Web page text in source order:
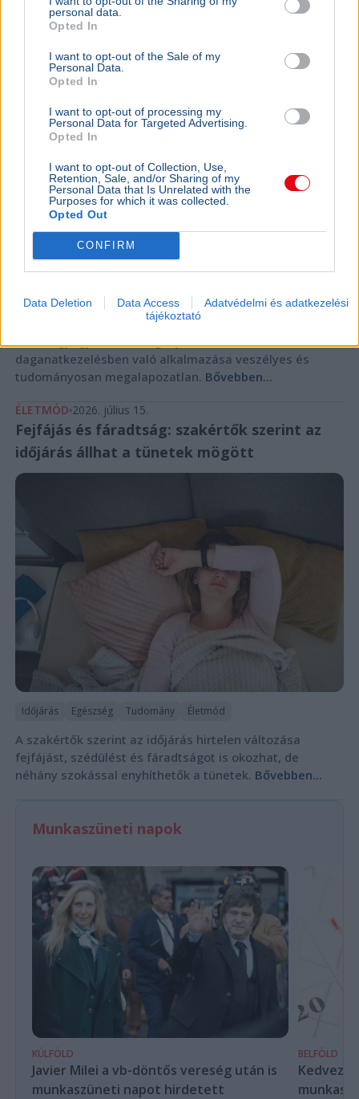
personal data.
Opted In
I want to opt-out of the Sale of my
Personal Data.
Opted In
I want to opt-out of processing my
Personal Data for Targeted Advertising.
Opted In
I want to opt-out of Collection, Use,
Retention, Sale, and/or Sharing of my
Personal Data that Is Unrelated with the
Purposes for which it was collected.
Opted Out
CONFIRM
Data Deletion Data Access
Adatvédelmi és adatkezelési
tájékoztató
terápia kapcsán
Oroszi Beatrix országos tisztifőorvos figyelmeztet, hogy
daganatkezelésben való alkalmazása veszélyes és
tudományosan megalapozatlan. Bővebben...
ÉLETMÓD 2026. július 15.
Fejfájás és fáradtság: szakértők szerint az
időjárás állhat a tünetek mögött
Időjárás Egészség Tudomány Életmód
A szakértők szerint az időjárás hirtelen változása
fejfájást, szédülést és fáradtságot is okozhat, de
néhány szokással enyhíthetők a tünetek. Bővebben...
Munkaszüneti napok
KÜLFÖLD
Javier Milei a vb-döntős vereség után is
munkaszüneti napot hirdetett
BELFÖLD
Kedvező